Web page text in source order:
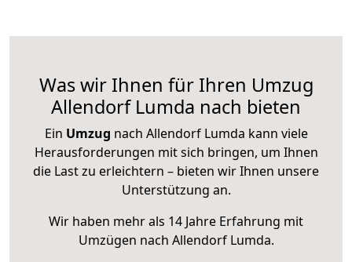
Was wir Ihnen für Ihren Umzug
Allendorf Lumda nach bieten
Ein Umzug nach Allendorf Lumda kann viele
Herausforderungen mit sich bringen, um Ihnen
die Last zu erleichtern – bieten wir Ihnen unsere
Unterstützung an.
Wir haben mehr als 14 Jahre Erfahrung mit
Umzügen nach Allendorf Lumda.